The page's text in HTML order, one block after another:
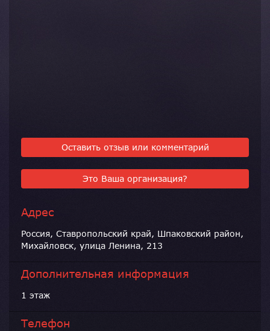
Оставить отзыв или комментарий
Это Ваша организация?
Адрес
Россия, Ставропольский край, Шпаковский район,
Михайловск, улица Ленина, 213
Дополнительная информация
1 этаж
Телефон